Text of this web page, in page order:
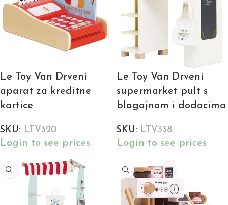
Le Toy Van Drveni
aparat za kreditne
kartice
SKU: LTV320
Login to see prices
Le Toy Van Drveni
supermarket pult s
blagajnom i dodacima
SKU: LTV338
Login to see prices